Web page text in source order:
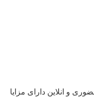
و انلاین دارای مزایا